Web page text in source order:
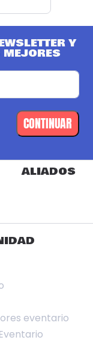
Y
MEJORES
CONTINUAR
ALIADOS
eventario